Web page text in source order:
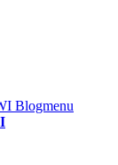
Blogmenu